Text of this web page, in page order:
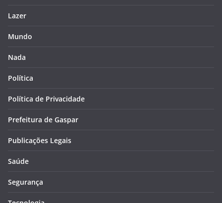
Lazer
Mundo
Nada
Política
Política de Privacidade
Prefeitura de Gaspar
Publicações Legais
Saúde
Segurança